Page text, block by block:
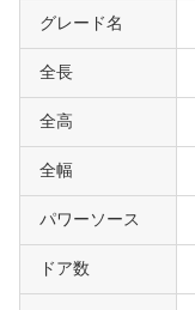
グレード名
全長
全高
全幅
パワーソース
ドア数